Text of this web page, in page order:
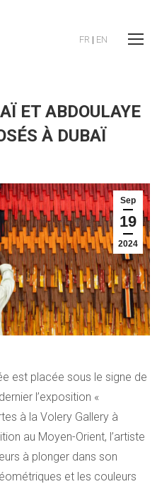
FR | EN
ET ABDOULAYE
À DUBAÏ
Sep
19
2024
est placée sous le signe de
l’exposition «
à la Volery Gallery à
au Moyen-Orient, l’artiste
à plonger dans son
et les couleurs